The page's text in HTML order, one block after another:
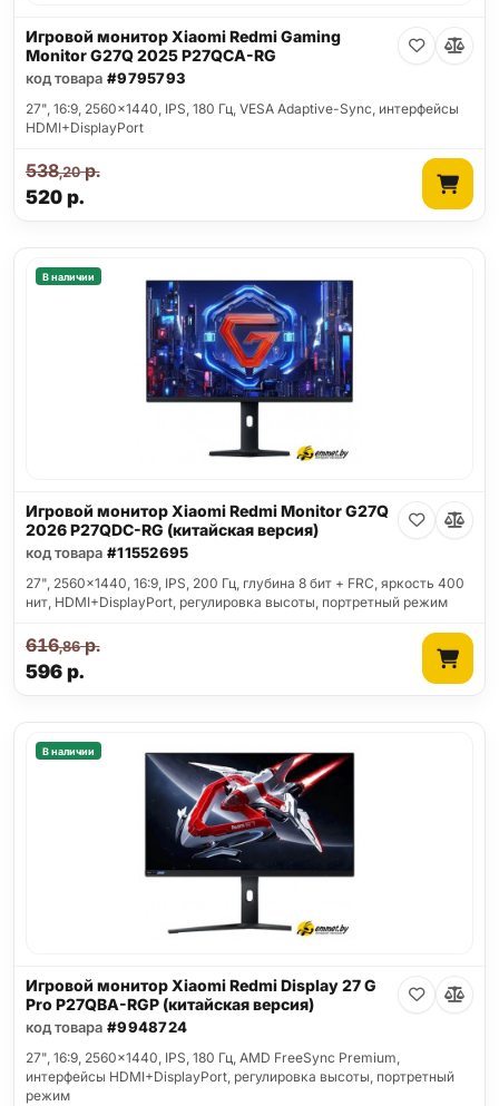
Игровой монитор Xiaomi Redmi Gaming
Monitor G27Q 2025 P27QCA-RG
код товара #9795793
27", 16:9, 2560x1440, IPS, 180 Гц, VESA Adaptive-Sync, интерфейсы
HDMI+DisplayPort
520р.
538,20р.
В наличии
Игровой монитор Xiaomi Redmi Monitor G27Q
2026 P27QDC-RG (китайская версия)
код товара #11552695
27", 2560x1440, 16:9, IPS, 200 Гц, глубина 8 бит + FRC, яркость 400
нит, HDMI+DisplayPort, регулировка высоты, портретный режим
596р.
616,86р.
В наличии
Игровой монитор Xiaomi Redmi Display 27 G
Pro P27QBA-RGP (китайская версия)
код товара #9948724
27", 16:9, 2560x1440, IPS, 180 Гц, AMD FreeSync Premium,
интерфейсы HDMI+DisplayPort, регулировка высоты, портретный
режим